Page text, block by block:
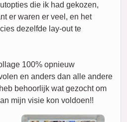
die ik had gekozen,
er waren er veel, en het
dezelfde lay-out te
100% opnieuw
en anders dan alle andere
behoorlijk wat gezocht om
mijn visie kon voldoen!!